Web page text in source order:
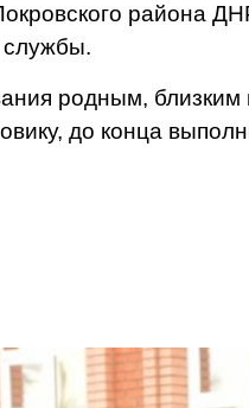
района
службы.
родным, близким
до конца